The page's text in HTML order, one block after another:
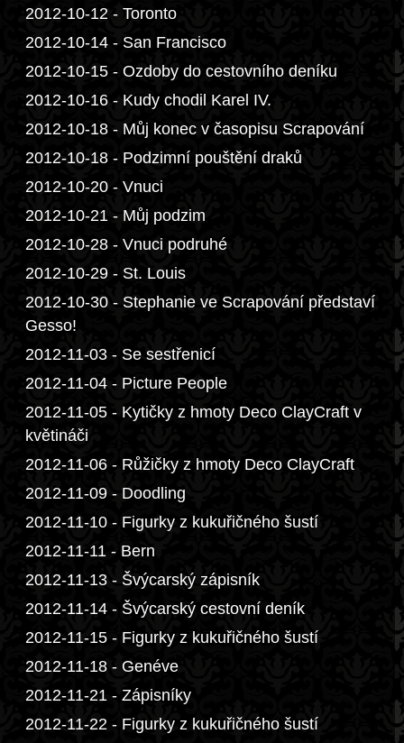
2012-10-12 - Toronto
2012-10-14 - San Francisco
2012-10-15 - Ozdoby do cestovního deníku
2012-10-16 - Kudy chodil Karel IV.
2012-10-18 - Můj konec v časopisu Scrapování
2012-10-18 - Podzimní pouštění draků
2012-10-20 - Vnuci
2012-10-21 - Můj podzim
2012-10-28 - Vnuci podruhé
2012-10-29 - St. Louis
2012-10-30 - Stephanie ve Scrapování představí
Gesso!
2012-11-03 - Se sestřenicí
2012-11-04 - Picture People
2012-11-05 - Kytičky z hmoty Deco ClayCraft v
květináči
2012-11-06 - Růžičky z hmoty Deco ClayCraft
2012-11-09 - Doodling
2012-11-10 - Figurky z kukuřičného šustí
2012-11-11 - Bern
2012-11-13 - Švýcarský zápisník
2012-11-14 - Švýcarský cestovní deník
2012-11-15 - Figurky z kukuřičného šustí
2012-11-18 - Genéve
2012-11-21 - Zápisníky
2012-11-22 - Figurky z kukuřičného šustí